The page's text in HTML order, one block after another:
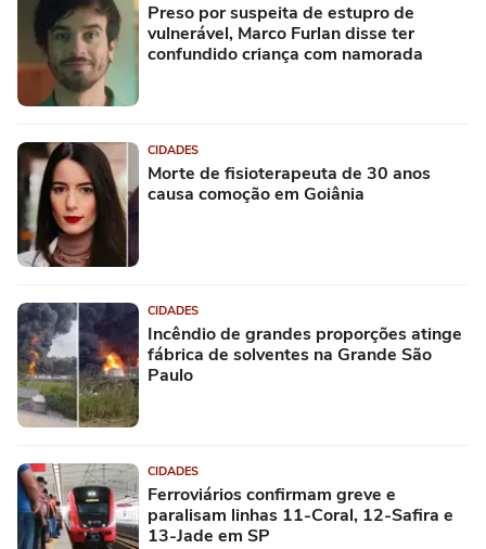
Preso por suspeita de estupro de
vulnerável, Marco Furlan disse ter
confundido criança com namorada
CIDADES
Morte de fisioterapeuta de 30 anos
causa comoção em Goiânia
CIDADES
Incêndio de grandes proporções atinge
fábrica de solventes na Grande São
Paulo
CIDADES
Ferroviários confirmam greve e
paralisam linhas 11-Coral, 12-Safira e
13-Jade em SP